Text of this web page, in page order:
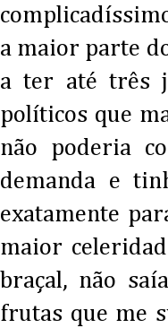
a maior parte
a ter até três
políticos que
não poderia
demanda e
exatamente
maior
braçal, não
frutas que me